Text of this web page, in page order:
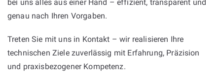
bei uns alles aus einer Hand – effizient, transparent und
genau nach Ihren Vorgaben.
Treten Sie mit uns in Kontakt – wir realisieren Ihre
technischen Ziele zuverlässig mit Erfahrung, Präzision
und praxisbezogener Kompetenz.